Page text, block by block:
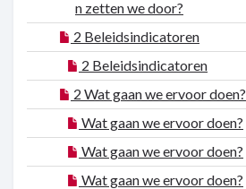
n zetten we door?
2 Beleidsindicatoren
2 Beleidsindicatoren
2 Wat gaan we ervoor doen?
Wat gaan we ervoor doen?
Wat gaan we ervoor doen?
Wat gaan we ervoor doen?